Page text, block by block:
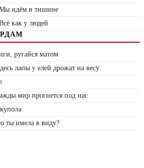
идём в тишине
как у людей
ругайся матом
лапы у елей дрожат на весу
мир прогнется под нас
ты имела в виду?